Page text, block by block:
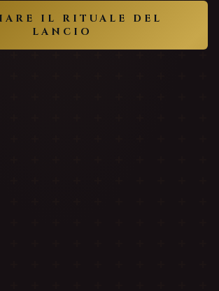
IL RITUALE DEL
LANCIO